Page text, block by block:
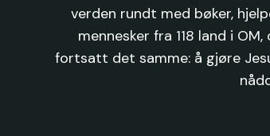
verden rundt med bøker,
mennesker fra 118 land i
fortsatt det samme: å gjøre